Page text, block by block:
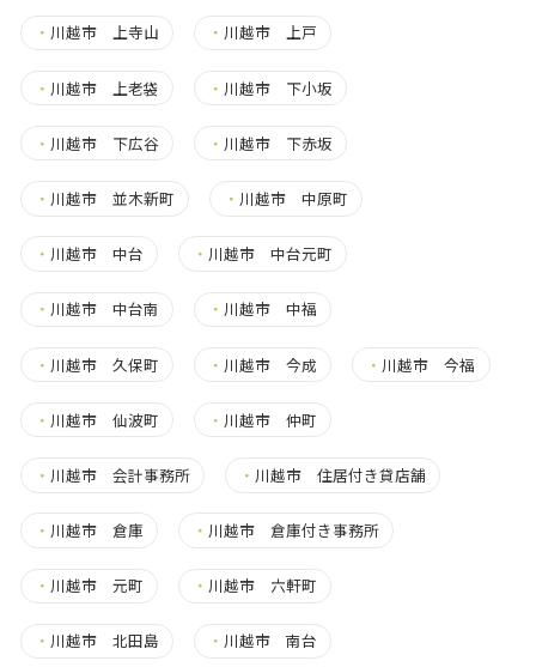
・ 川越市 上寺山 ・ 川越市 上戸
・ 川越市 上老袋 ・ 川越市 下小坂
・ 川越市 下広谷 ・ 川越市 下赤坂
・ 川越市 並木新町 ・ 川越市 中原町
・ 川越市 中台 ・ 川越市 中台元町
・ 川越市 中台南 ・ 川越市 中福
・ 川越市 久保町 ・ 川越市 今成 ・ 川越市 今福
・ 川越市 仙波町 ・ 川越市 仲町
・ 川越市 会計事務所 ・ 川越市 住居付き貸店舗
・ 川越市 倉庫 ・ 川越市 倉庫付き事務所
・ 川越市 元町 ・ 川越市 六軒町
・ 川越市 北田島 ・ 川越市 南台